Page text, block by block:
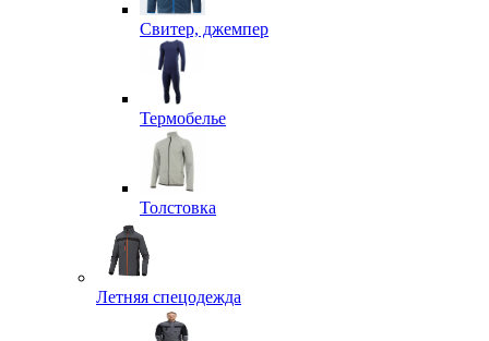
Свитер, джемпер
Термобелье
Толстовка
Летняя спецодежда